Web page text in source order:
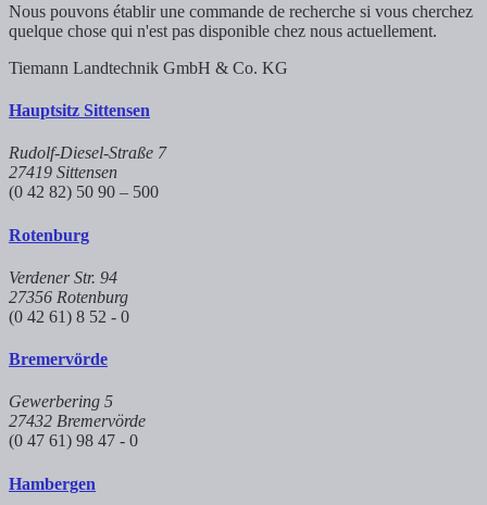
Nous pouvons établir une commande de recherche si vous cherchez
quelque chose qui n'est pas disponible chez nous actuellement.
Tiemann Landtechnik GmbH & Co. KG
Hauptsitz Sittensen
Rudolf-Diesel-Straße 7
27419 Sittensen
(0 42 82) 50 90 – 500
Rotenburg
Verdener Str. 94
27356 Rotenburg
(0 42 61) 8 52 - 0
Bremervörde
Gewerbering 5
27432 Bremervörde
(0 47 61) 98 47 - 0
Hambergen